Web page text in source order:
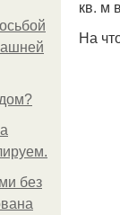
без
кв. м
На